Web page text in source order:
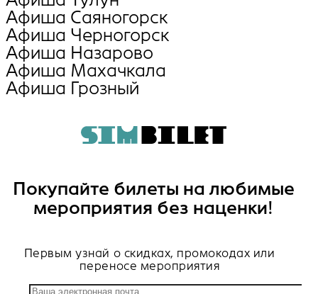
Афиша Саяногорск
Афиша Черногорск
Афиша Назарово
Афиша Махачкала
Афиша Грозный
Покупайте билеты на любимые
мероприятия без наценки!
Первым узнай о скидках, промокодах или
переносе мероприятия